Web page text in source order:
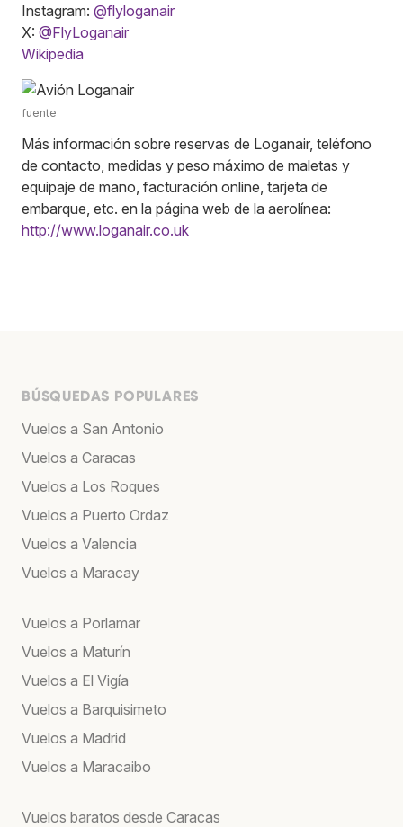
Instagram: @flyloganair
X: @FlyLoganair
Wikipedia
fuente
Más información sobre reservas de Loganair, teléfono
de contacto, medidas y peso máximo de maletas y
equipaje de mano, facturación online, tarjeta de
embarque, etc. en la página web de la aerolínea:
http://www.loganair.co.uk
BÚSQUEDAS POPULARES
Vuelos a San Antonio
Vuelos a Caracas
Vuelos a Los Roques
Vuelos a Puerto Ordaz
Vuelos a Valencia
Vuelos a Maracay
Vuelos a Porlamar
Vuelos a Maturín
Vuelos a El Vigía
Vuelos a Barquisimeto
Vuelos a Madrid
Vuelos a Maracaibo
Vuelos baratos desde Caracas